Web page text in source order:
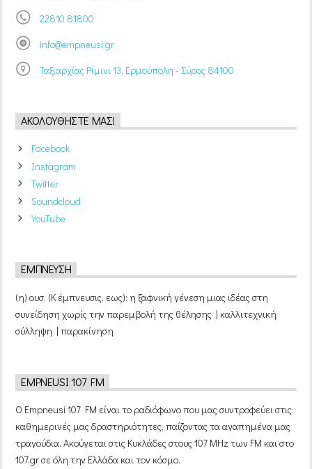
22810 81800
info@empneusi.gr
Ταξιαρχίας Ρίμινι 13, Ερμούπολη - Σύρος 84100
ΑΚΟΛΟΥΘΉΣΤΕ ΜΑΣ!
Facebook
Instagram
Twitter
Soundcloud
YouTube
ΈΜΠΝΕΥΣΗ
(η) ουσ. (Κ έμπνευσις, εως): η ξαφνική γένεση μιας ιδέας στη
συνείδηση χωρίς την παρεμβολή της θέλησης | καλλιτεχνική
σύλληψη | παρακίνηση
EMPNEUSI 107 FM
Ο Empneusi 107 FM είναι το ραδιόφωνο που μας συντροφεύει στις
καθημερινές μας δραστηριότητες, παίζοντας τα αγαπημένα μας
τραγούδια. Ακούγεται στις Κυκλάδες στους 107 MHz των FM και στο
107.gr σε όλη την Ελλάδα και τον κόσμο.